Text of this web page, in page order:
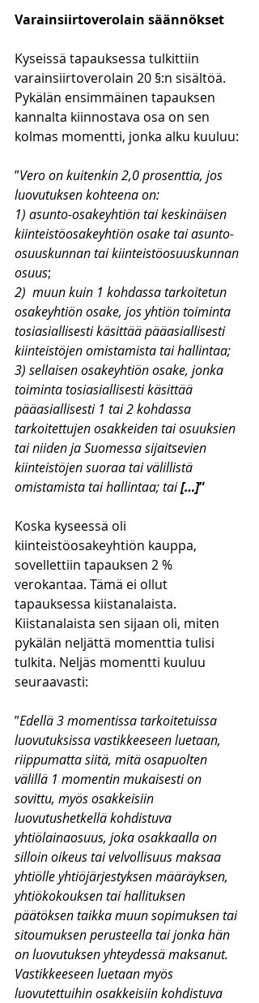
Varainsiirtoverolain säännökset
Kyseissä tapauksessa tulkittiin
varainsiirtoverolain 20 §:n sisältöä.
Pykälän ensimmäinen tapauksen
kannalta kiinnostava osa on sen
kolmas momentti, jonka alku kuuluu:
”Vero on kuitenkin 2,0 prosenttia, jos
luovutuksen kohteena on:
1) asunto-osakeyhtiön tai keskinäisen
kiinteistöosakeyhtiön osake tai asunto-
osuuskunnan tai kiinteistöosuuskunnan
osuus;
2) muun kuin 1 kohdassa tarkoitetun
osakeyhtiön osake, jos yhtiön toiminta
tosiasiallisesti käsittää pääasiallisesti
kiinteistöjen omistamista tai hallintaa;
3) sellaisen osakeyhtiön osake, jonka
toiminta tosiasiallisesti käsittää
pääasiallisesti 1 tai 2 kohdassa
tarkoitettujen osakkeiden tai osuuksien
tai niiden ja Suomessa sijaitsevien
kiinteistöjen suoraa tai välillistä
omistamista tai hallintaa; tai […]”
Koska kyseessä oli
kiinteistöosakeyhtiön kauppa,
sovellettiin tapauksen 2 %
verokantaa. Tämä ei ollut
tapauksessa kiistanalaista.
Kiistanalaista sen sijaan oli, miten
pykälän neljättä momenttia tulisi
tulkita. Neljäs momentti kuuluu
seuraavasti:
”Edellä 3 momentissa tarkoitetuissa
luovutuksissa vastikkeeseen luetaan,
riippumatta siitä, mitä osapuolten
välillä 1 momentin mukaisesti on
sovittu, myös osakkeisiin
luovutushetkellä kohdistuva
yhtiölainaosuus, joka osakkaalla on
silloin oikeus tai velvollisuus maksaa
yhtiölle yhtiöjärjestyksen määräyksen,
yhtiökokouksen tai hallituksen
päätöksen taikka muun sopimuksen tai
sitoumuksen perusteella tai jonka hän
on luovutuksen yhteydessä maksanut.
Vastikkeeseen luetaan myös
luovutettuihin osakkeisiin kohdistuva